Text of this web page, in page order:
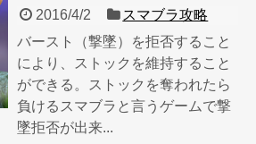
2016/4/2
スマブラ攻略
バースト（撃墜）を拒否すること
により、ストックを維持すること
ができる。ストックを奪われたら
負けるスマブラと言うゲームで撃
墜拒否が出来...